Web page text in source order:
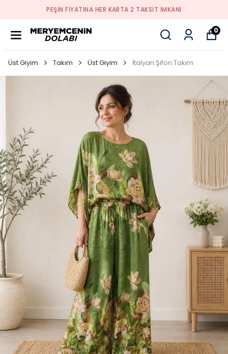
PEŞİN FİYATINA HER KARTA 2 TAKSİT İMKANI
0
Üst Giyim Takım Üst Giyim İtalyan Şifon Takım